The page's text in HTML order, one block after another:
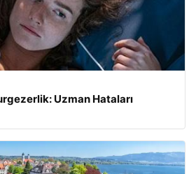
Uzman Hataları